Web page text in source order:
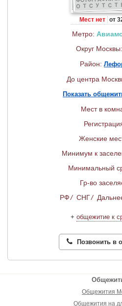
Мест нет от
Метро:
Округ Москвы:
Район:
До центра
Показать
Мест в
Женские
Минимум к
Минимальный
Гр-во
РФ/ СНГ/
+ общежитие к
Позвонить в
Общежития
Общежития на